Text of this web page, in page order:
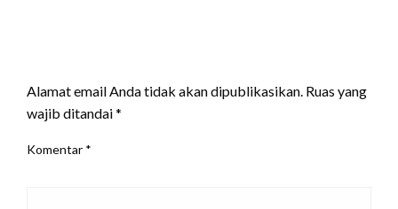
Alamat email Anda tidak akan dipublikasikan. Ruas yang
wajib ditandai*
Komentar *